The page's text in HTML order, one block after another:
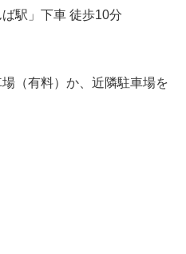
駅」下車 徒歩10分
（有料）か、近隣駐車場を